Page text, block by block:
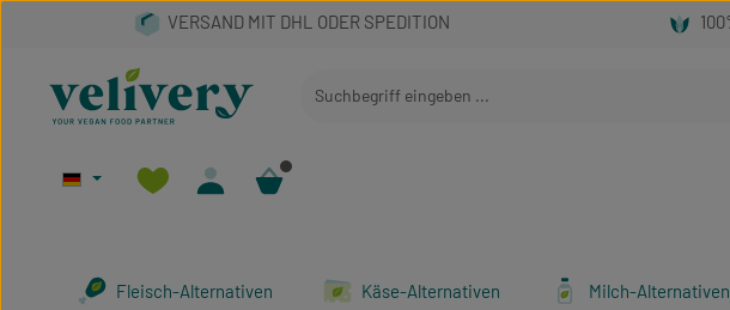
Hauptinhalt springen
Zur Suche springen
Zur Hauptnavigation springen
Fleisch-Alternativen Käse-Alternativen Milch-Alternativen